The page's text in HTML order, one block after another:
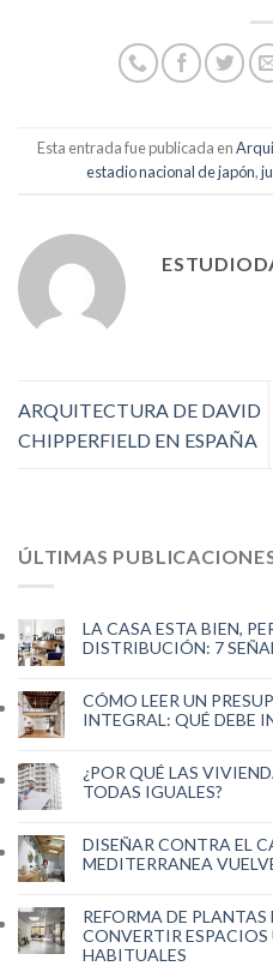
Esta entrada fue publicada en
estadio nacional de japón,
ARQUITECTURA DE DAVID
CHIPPERFIELD EN ESPAÑA
ÚLTIMAS
LA CASA ESTA BIEN,
DISTRIBUCIÓN: 7
CÓMO LEER UN
INTEGRAL: QUÉ DEBE
¿POR QUÉ LAS
TODAS IGUALES?
DISEÑAR CONTRA EL
MEDITERRANEA
REFORMA DE
CONVERTIR
HABITUALES